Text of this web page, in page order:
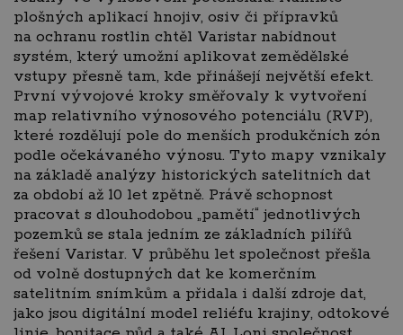
plošných aplikací hnojiv, osiv či přípravků
na ochranu rostlin chtěl Varistar nabídnout
systém, který umožní aplikovat zemědělské
vstupy přesně tam, kde přinášejí největší efekt.
První vývojové kroky směřovaly k vytvoření
map relativního výnosového potenciálu (RVP),
které rozdělují pole do menších produkčních zón
podle očekávaného výnosu. Tyto mapy vznikaly
na základě analýzy historických satelitních dat
za období až 10 let zpětně. Právě schopnost
pracovat s dlouhodobou „pamětí“ jednotlivých
pozemků se stala jedním ze základních pilířů
řešení Varistar. V průběhu let společnost přešla
od volně dostupných dat ke komerčním
satelitním snímkům a přidala i další zdroje dat,
jako jsou digitální model reliéfu krajiny, odtokové